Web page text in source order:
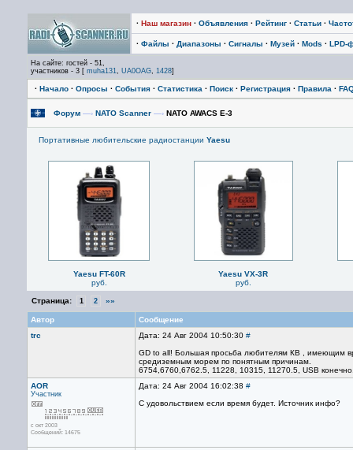
· Наш магазин · Объявления · Рейтинг · Статьи ·
· Файлы · Диапазоны · Сигналы · Музей · Mods · LPD-
На сайте: гостей - 51,
участников - 3 [ muha131, UA0OAG, 1428]
· Начало · Опросы · События · Статистика · Поиск · Регистрация · Правила ·
Форум —› NATO Scanner —› NATO AWACS E-3
Портативные любительские радиостанции Yaesu
Yaesu FT-60R
руб.
Yaesu VX-3R
руб.
Страница: 1 2 »»
Автор
Сообщение
trc
Дата: 24 Авг 2004 10:50:30 #
GD to all! Большая просьба любителям КВ , имеющим
средиземным морем по понятным причинам.
6754,6760,6762.5, 11228, 10315, 11270.5, USB
AOR
Участник
с окт 2003
Сообщений: 14675
Дата: 24 Авг 2004 16:02:38 #
С удовольствием если время будет. Источник инфо?